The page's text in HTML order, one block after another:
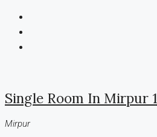
Single Room In Mirpur 1
Mirpur